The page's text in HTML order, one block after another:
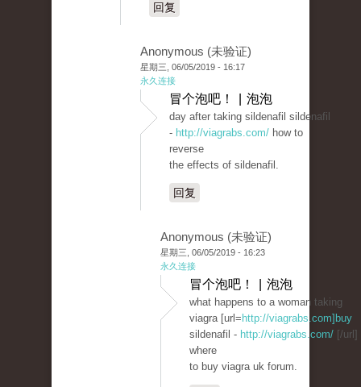
回复
Anonymous (未验证)
星期三, 06/05/2019 - 16:17
永久连接
冒个泡吧！ | 泡泡
day after taking sildenafil sildenafil
- http://viagrabs.com/ how to
reverse
the effects of sildenafil.
回复
Anonymous (未验证)
星期三, 06/05/2019 - 16:23
永久连接
冒个泡吧！ | 泡泡
what happens to a woman taking
viagra [url= http://viagrabs.com]buy
sildenafil - http://viagrabs.com/ [/url]
where
to buy viagra uk forum.